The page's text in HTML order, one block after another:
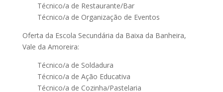
Técnico/a de Restaurante/Bar
Técnico/a de Organização de Eventos
Oferta da Escola Secundária da Baixa da Banheira,
Vale da Amoreira:
Técnico/a de Soldadura
Técnico/a de Ação Educativa
Técnico/a de Cozinha/Pastelaria